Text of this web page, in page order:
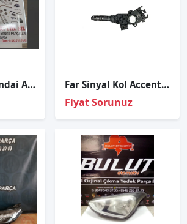
1998 2000 Hyundai Accent Ön Takım Sinyal Far Sinyal Kol Accent Blue 11-15 H100 12-15 Rio 12-15
Fiyat Sorunuz